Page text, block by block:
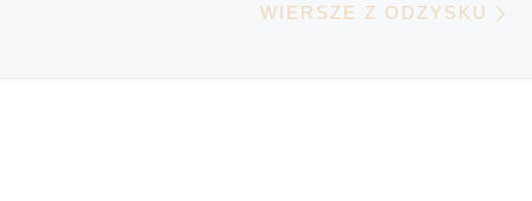
WIERSZE Z ODZYSKU